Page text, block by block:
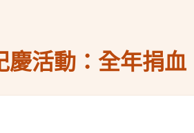
活動：全年捐血